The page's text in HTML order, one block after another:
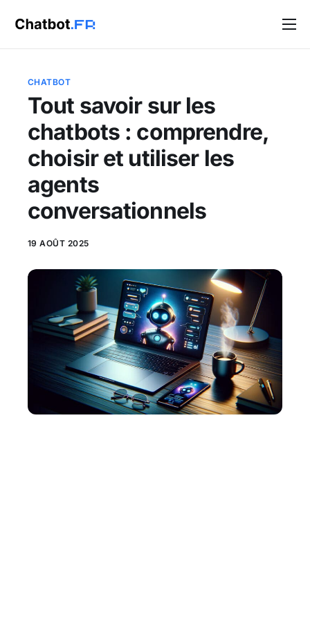
Solutions
Blog
Contact
CHATBOT
Tout savoir sur les
chatbots : comprendre,
choisir et utiliser les
agents
conversationnels
19 AOÛT 2025